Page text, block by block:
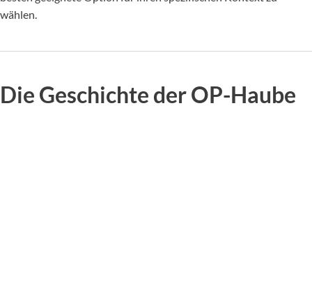
wählen.
Die Geschichte der OP-Haube